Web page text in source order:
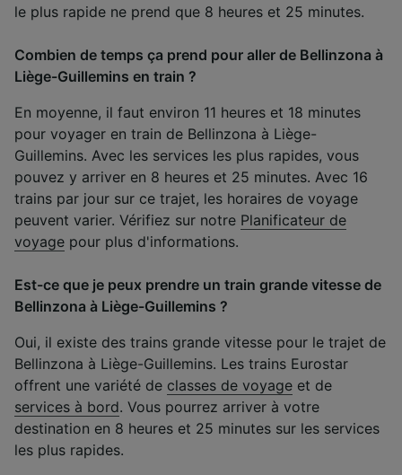
le plus rapide ne prend que 8 heures et 25 minutes.
Combien de temps ça prend pour aller de Bellinzona à
Liège-Guillemins en train ?
En moyenne, il faut environ 11 heures et 18 minutes
pour voyager en train de Bellinzona à Liège-
Guillemins. Avec les services les plus rapides, vous
pouvez y arriver en 8 heures et 25 minutes. Avec 16
trains par jour sur ce trajet, les horaires de voyage
peuvent varier. Vérifiez sur notre Planificateur de
voyage pour plus d'informations.
Est-ce que je peux prendre un train grande vitesse de
Bellinzona à Liège-Guillemins ?
Oui, il existe des trains grande vitesse pour le trajet de
Bellinzona à Liège-Guillemins. Les trains Eurostar
offrent une variété de classes de voyage et de
services à bord. Vous pourrez arriver à votre
destination en 8 heures et 25 minutes sur les services
les plus rapides.